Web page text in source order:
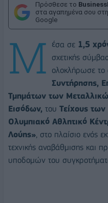
Πρόσθεσε το
στα αγαπημένα σου στη
Google
Μ έσα σε 1,5
σχετικής
ολοκλήρωσε το
Συντήρησης,
Τμημάτων των
Εισόδων, του Τείχους
Ολυμπιακό Αθλητικό
Λούης», στο πλαίσιο ενός
τεχνικής αναβάθμισης και
υποδομών του